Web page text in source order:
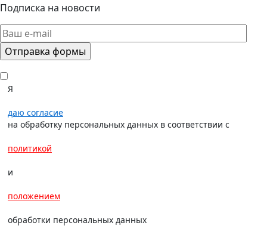
Подписка на новости
Я
даю согласие
на обработку персональных данных в соответствии с
политикой
и
положением
обработки персональных данных